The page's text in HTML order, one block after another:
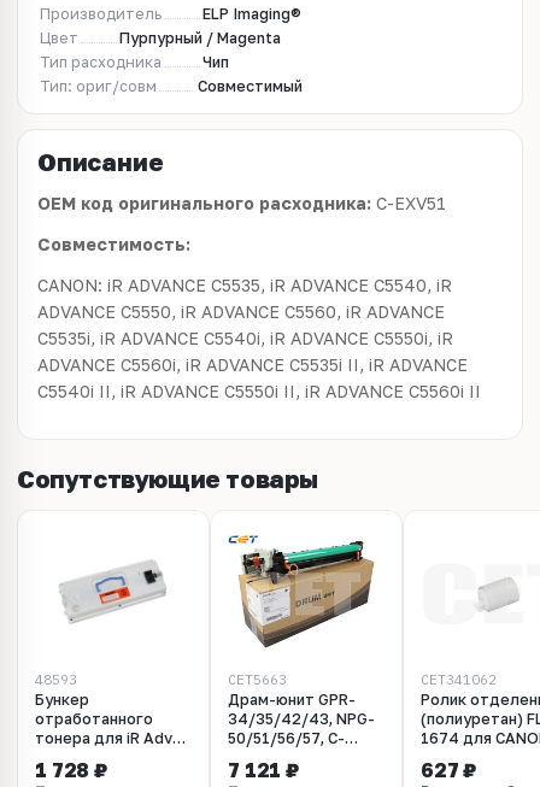
Производитель
ELP Imaging®
Цвет
Пурпурный / Magenta
Тип расходника
Чип
Тип: ориг/совм
Совместимый
Описание
OEM код оригинального расходника: C-EXV51
Совместимость:
CANON: iR ADVANCE C5535, iR ADVANCE C5540, iR
ADVANCE C5550, iR ADVANCE C5560, iR ADVANCE
C5535i, iR ADVANCE C5540i, iR ADVANCE C5550i, iR
ADVANCE C5560i, iR ADVANCE C5535i II, iR ADVANCE
C5540i II, iR ADVANCE C5550i II, iR ADVANCE C5560i II
Сопутствующие товары
48593
Бункер
отработанного
тонера для iR Adv
C5535, C5540, C5550,
1 728 ₽
CET5663
Драм-юнит GPR-
34/35/42/43, NPG-
50/51/56/57, C-
для CANON
7 121 ₽
CET341062
Ролик
(полиуретан)
1674 для
C5560/C5550/
627 ₽